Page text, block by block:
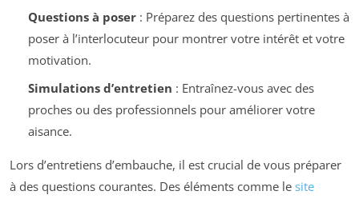
Questions à poser: Préparez des questions pertinentes à
poser à l’interlocuteur pour montrer votre intérêt et votre
motivation.
Simulations d’entretien : Entraînez-vous avec des
proches ou des professionnels pour améliorer votre
aisance.
Lors d’entretiens d’embauche, il est crucial de vous préparer
à des questions courantes. Des éléments comme le site